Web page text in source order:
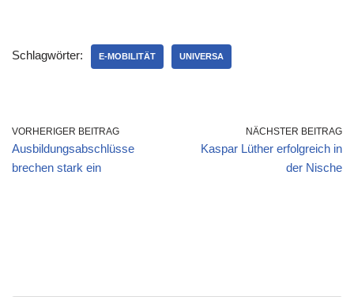
Schlagwörter: E-MOBILITÄT UNIVERSA
VORHERIGER BEITRAG
Ausbildungsabschlüsse
brechen stark ein
NÄCHSTER BEITRAG
Kaspar Lüther erfolgreich in
der Nische